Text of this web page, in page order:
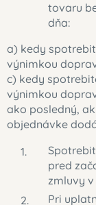
tovaru
dňa:
a) kedy
výnimkou
c) kedy
výnimkou
ako posledný,
objednávke
pred
zmluvy
Pri